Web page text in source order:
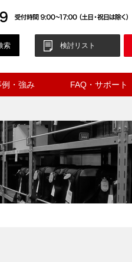
検討リスト
・強み FAQ・サポート